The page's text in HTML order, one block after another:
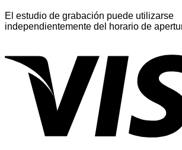
El estudio de grabación puede utilizarse
independientemente del horario de